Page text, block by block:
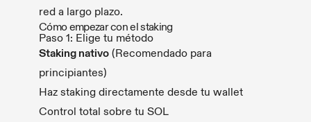
red a largo plazo.
Cómo empezar con el staking
Paso 1: Elige tu método
Staking nativo (Recomendado para
principiantes)
Haz staking directamente desde tu wallet
Control total sobre tu SOL